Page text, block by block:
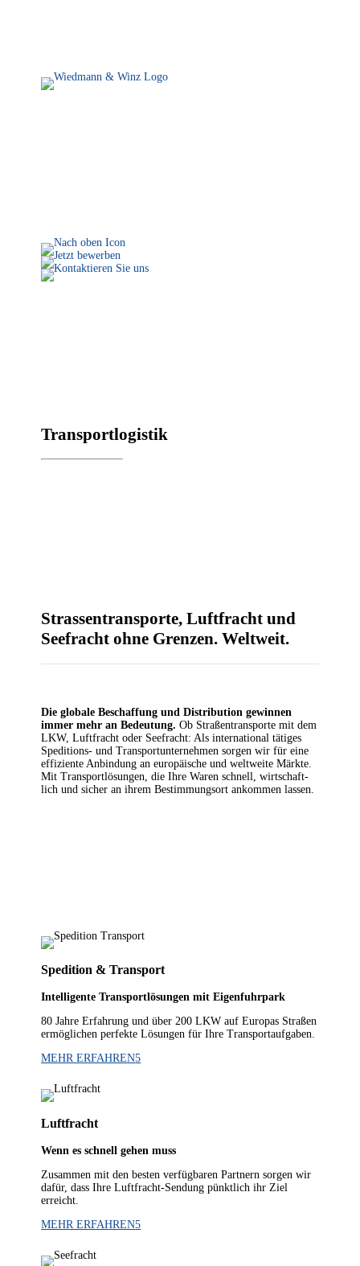
Trans­port­lo­gis­tik
Stras­sen­trans­por­te, Luft­fracht und
See­fracht ohne Gren­zen. Weltweit.
Die glo­ba­le Beschaf­fung und Dis­tri­bu­ti­on gewin­nen
immer mehr an Bedeu­tung.Ob Stra­ßen­trans­por­te mit dem
LKW, Luft­fracht oder See­fracht: Als inter­na­tio­nal täti­ges
Spe­di­ti­ons- und Trans­port­un­ter­neh­men sor­gen wir für eine
effi­zi­en­te Anbin­dung an euro­päi­sche und welt­wei­te Märk­te.
Mit Trans­port­lö­sun­gen, die Ihre Waren schnell, wirt­schaft­
lich und sicher an ihrem Bestim­mungs­ort ankom­men lassen.
Spe­di­ti­on & Transport
Intel­li­gen­te Trans­port­lö­sun­gen mit Eigenfuhrpark
80 Jah­re Erfah­rung und über 200 LKW auf Euro­pas Stra­ßen
ermög­li­chen per­fek­te Lösun­gen für Ihre Transportaufgaben.
MEHR ERFAH­REN
Luft­fracht
Wenn es schnell gehen muss
Zusam­men mit den bes­ten ver­füg­ba­ren Part­nern sor­gen wir
dafür, dass Ihre Luft­fracht-Sen­dung pünkt­lich ihr Ziel
erreicht.
MEHR ERFAH­REN